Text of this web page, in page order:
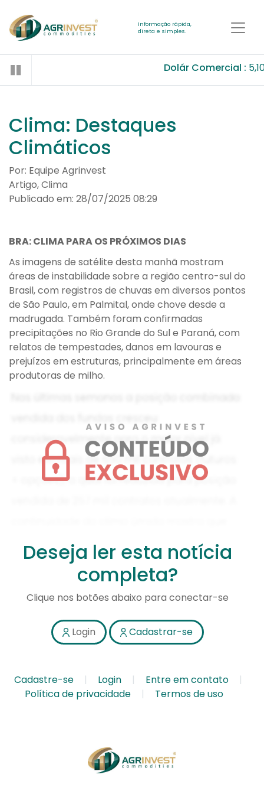
Informação rápida,
direta e simples.
Dolár Comercial : 5,10
Clima: Destaques
Climáticos
Por: Equipe Agrinvest
Artigo, Clima
Publicado em: 28/07/2025 08:29
BRA: CLIMA PARA OS PRÓXIMOS DIAS
As imagens de satélite desta manhã mostram
áreas de instabilidade sobre a região centro-sul do
Brasil, com registros de chuvas em diversos pontos
de São Paulo, em Palmital, onde chove desde a
madrugada. Também foram confirmadas
precipitações no Rio Grande do Sul e Paraná, com
relatos de tempestades, danos em lavouras e
prejuízos em estruturas, principalmente em áreas
produtoras de milho.
Deseja ler esta notícia
completa?
Clique nos botões abaixo para conectar-se
Login Cadastrar-se
Cadastre-se Login
Entre em contato
Política de privacidade
Termos de uso